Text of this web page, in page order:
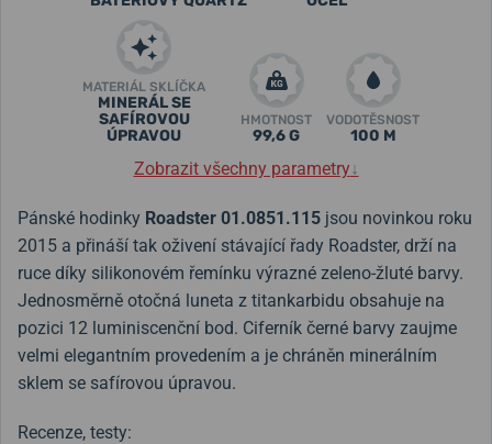
MATERIÁL SKLÍČKA
MINERÁL SE
SAFÍROVOU
ÚPRAVOU
HMOTNOST
99,6 G
VODOTĚSNOST
100 M
Zobrazit všechny parametry↓
Pánské hodinky Roadster 01.0851.115 jsou novinkou roku
2015 a přináší tak oživení stávající řady Roadster, drží na
ruce díky silikonovém řemínku výrazné zeleno-žluté barvy.
Jednosměrně otočná luneta z titankarbidu obsahuje na
pozici 12 luminiscenční bod. Ciferník černé barvy zaujme
velmi elegantním provedením a je chráněn minerálním
sklem se safírovou úpravou.
Recenze, testy: